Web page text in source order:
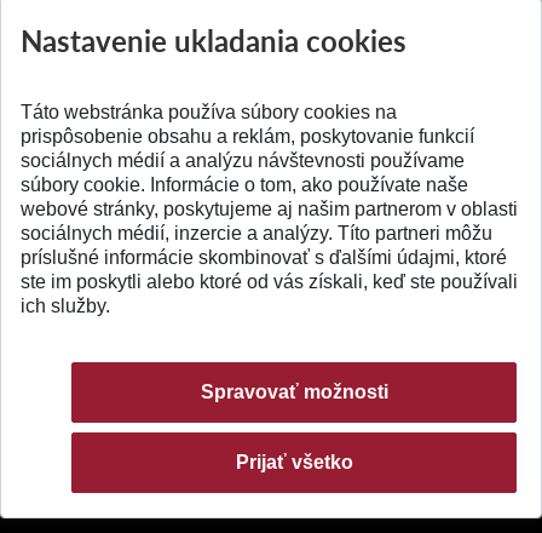
Publikované 31.07.2026 Publikované
SPÄŤ NA VRCH
Nastavenie ukladania cookies
Táto webstránka používa súbory cookies na
prispôsobenie obsahu a reklám, poskytovanie funkcií
sociálnych médií a analýzu návštevnosti používame
súbory cookie. Informácie o tom, ako používate naše
webové stránky, poskytujeme aj našim partnerom v oblasti
sociálnych médií, inzercie a analýzy. Títo partneri môžu
príslušné informácie skombinovať s ďalšími údajmi, ktoré
ste im poskytli alebo ktoré od vás získali, keď ste používali
ich služby.
Spravovať možnosti
Prijať všetko